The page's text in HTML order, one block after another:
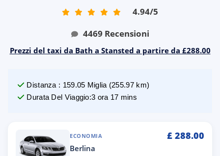
4.94/5
4469 Recensioni
Prezzi del taxi da Bath a Stansted a partire da £288.00
Distanza : 159.05 Miglia (255.97km)
Durata Del Viaggio:3 ora 17 mins
ECONOMIA £ 288.00
Berlina